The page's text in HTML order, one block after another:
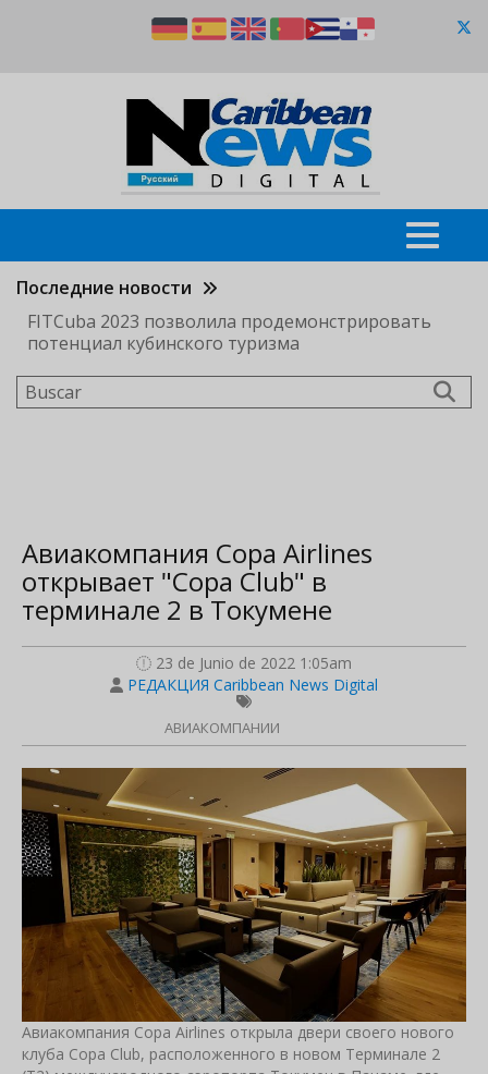
Последние новости
FITCuba 2023 позволила продемонстрировать
потенциал кубинского туризма
Buscar
Авиакомпания Copa Airlines
открывает "Copa Club" в
терминале 2 в Токумене
23 de Junio de 2022 1:05am
РЕДАКЦИЯ Caribbean News Digital
АВИАКОМПАНИИ
Авиакомпания Copa Airlines открыла двери своего нового
клуба Copa Club, расположенного в новом Терминале 2